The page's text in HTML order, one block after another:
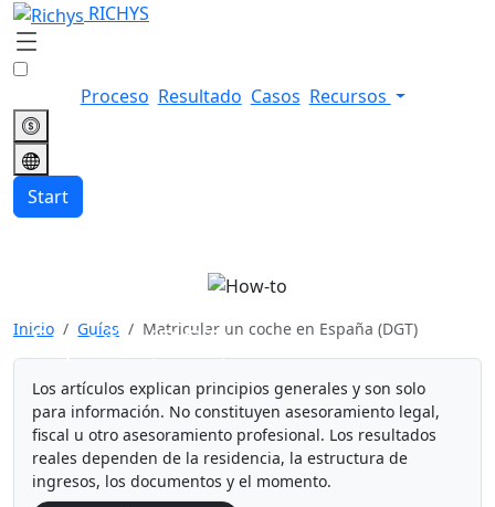
RICHYS
Proceso Resultado Casos Recursos
Start
Matricular un coche en
España (DGT)
Inicio Guías Matricular un coche en España (DGT)
Los artículos explican principios generales y son solo
para información. No constituyen asesoramiento legal,
fiscal u otro asesoramiento profesional. Los resultados
reales dependen de la residencia, la estructura de
ingresos, los documentos y el momento.